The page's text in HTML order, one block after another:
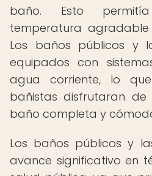
baño. Esto
temperatura
Los baños públicos y
equipados con
agua corriente, lo
bañistas disfrutaran de
baño completa y
Los baños públicos y
avance significativo en